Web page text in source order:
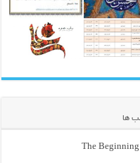
ها
The